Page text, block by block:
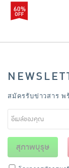
60%
สมัครรับข่าวสาร พ
สุภาพบุรุษ